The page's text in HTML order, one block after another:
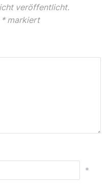
veröffentlicht.
*markiert
*